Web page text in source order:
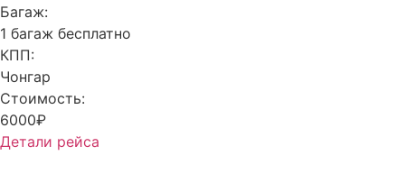
Багаж:
1 багаж бесплатно
КПП:
Чонгар
Стоимость:
6000₽
Детали рейса